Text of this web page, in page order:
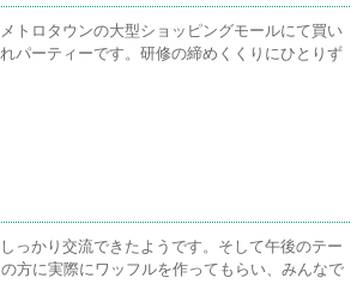
トロタウンの大型ショッピングモールにて買い
パーティーです。研修の締めくくりにひとりず
っかり交流できたようです。そして午後のテー
方に実際にワッフルを作ってもらい、みんなで